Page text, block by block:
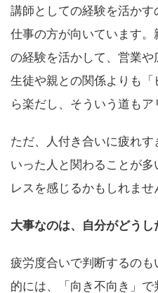
講師としての経験を活か
仕事の方が向いています
の経験を活かして、営業や
生徒や親との関係よりも
ら楽だし、そういう道もア
ただ、人付き合いに疲れ
いった人と関わることが
レスを感じるかもしれませ
大事なのは、自分がどうし
疲労度合いで判断するの
的には、「向き不向き」